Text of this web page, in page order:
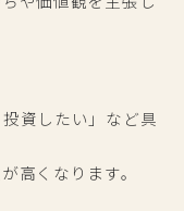
資したい」など具
高くなります。